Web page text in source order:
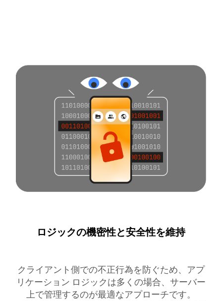
ロジックの機密性と安全性を維持
クライアント側での不正行為を防ぐため、アプ
リケーション ロジックは多くの場合、サーバー
上で管理するのが最適なアプローチです。